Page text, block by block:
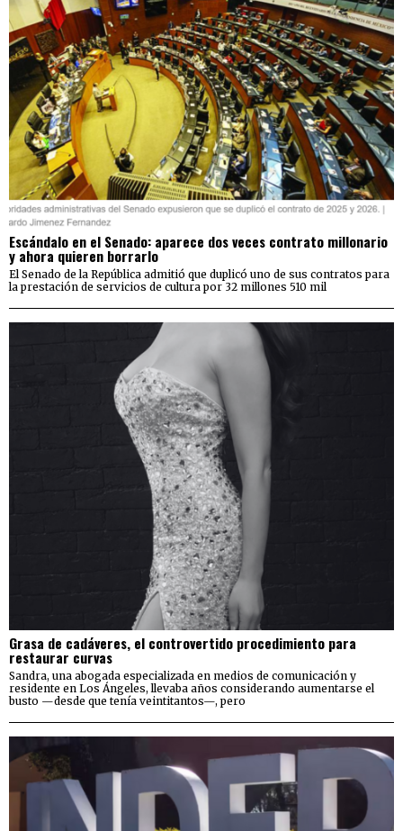
Escándalo en el Senado: aparece dos veces contrato millonario
y ahora quieren borrarlo
El Senado de la República admitió que duplicó uno de sus contratos para
la prestación de servicios de cultura por 32 millones 510 mil
Grasa de cadáveres, el controvertido procedimiento para
restaurar curvas
Sandra, una abogada especializada en medios de comunicación y
residente en Los Ángeles, llevaba años considerando aumentarse el
busto —desde que tenía veintitantos—, pero